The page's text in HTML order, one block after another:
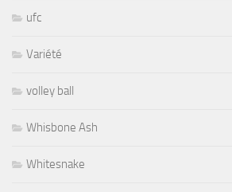
ufc
Variété
volley ball
Whisbone Ash
Whitesnake